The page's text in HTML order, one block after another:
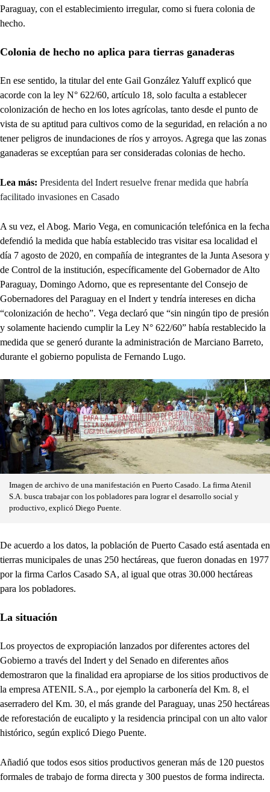
Paraguay, con el establecimiento irregular, como si fuera colonia de
hecho.
Colonia de hecho no aplica para tierras ganaderas
En ese sentido, la titular del ente Gail González Yaluff explicó que
acorde con la ley N° 622/60, artículo 18, solo faculta a establecer
colonización de hecho en los lotes agrícolas, tanto desde el punto de
vista de su aptitud para cultivos como de la seguridad, en relación a no
tener peligros de inundaciones de ríos y arroyos. Agrega que las zonas
ganaderas se exceptúan para ser consideradas colonias de hecho.
Lea más: Presidenta del Indert resuelve frenar medida que habría
facilitado invasiones en Casado
A su vez, el Abog. Mario Vega, en comunicación telefónica en la fecha
defendió la medida que había establecido tras visitar esa localidad el
día 7 agosto de 2020, en compañía de integrantes de la Junta Asesora y
de Control de la institución, específicamente del Gobernador de Alto
Paraguay, Domingo Adorno, que es representante del Consejo de
Gobernadores del Paraguay en el Indert y tendría intereses en dicha
“colonización de hecho”. Vega declaró que “sin ningún tipo de presión
y solamente haciendo cumplir la Ley N° 622/60” había restablecido la
medida que se generó durante la administración de Marciano Barreto,
durante el gobierno populista de Fernando Lugo.
Imagen de archivo de una manifestación en Puerto Casado. La firma Atenil
S.A. busca trabajar con los pobladores para lograr el desarrollo social y
productivo, explicó Diego Puente.
De acuerdo a los datos, la población de Puerto Casado está asentada en
tierras municipales de unas 250 hectáreas, que fueron donadas en 1977
por la firma Carlos Casado SA, al igual que otras 30.000 hectáreas
para los pobladores.
La situación
Los proyectos de expropiación lanzados por diferentes actores del
Gobierno a través del Indert y del Senado en diferentes años
demostraron que la finalidad era apropiarse de los sitios productivos de
la empresa ATENIL S.A., por ejemplo la carbonería del Km. 8, el
aserradero del Km. 30, el más grande del Paraguay, unas 250 hectáreas
de reforestación de eucalipto y la residencia principal con un alto valor
histórico, según explicó Diego Puente.
Añadió que todos esos sitios productivos generan más de 120 puestos
formales de trabajo de forma directa y 300 puestos de forma indirecta.